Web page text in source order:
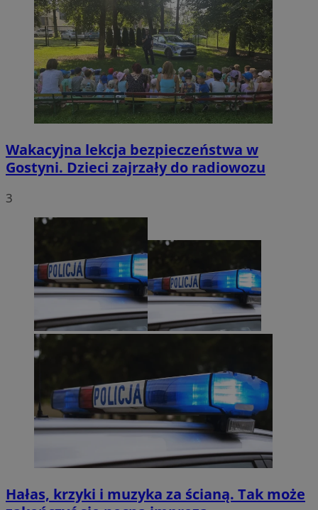
Wakacyjna lekcja bezpieczeństwa w
Gostyni. Dzieci zajrzały do radiowozu
3
Hałas, krzyki i muzyka za ścianą. Tak może